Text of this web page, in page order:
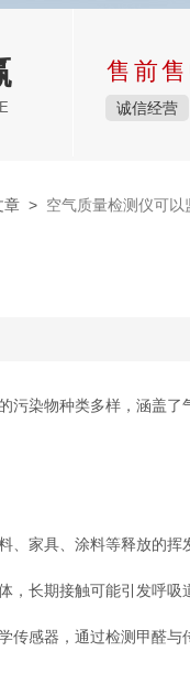
售前
诚信经营
章 > 空气质量检测仪可以
污染物种类多样，涵盖了
家具、涂料等释放的挥
长期接触可能引发呼吸
感器，通过检测甲醛与